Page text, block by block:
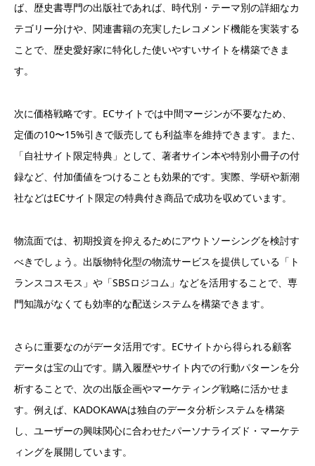
ば、歴史書専門の出版社であれば、時代別・テーマ別の詳細なカ
テゴリー分けや、関連書籍の充実したレコメンド機能を実装する
ことで、歴史愛好家に特化した使いやすいサイトを構築できま
す。
次に価格戦略です。ECサイトでは中間マージンが不要なため、
定価の10〜15%引きで販売しても利益率を維持できます。また、
「自社サイト限定特典」として、著者サイン本や特別小冊子の付
録など、付加価値をつけることも効果的です。実際、学研や新潮
社などはECサイト限定の特典付き商品で成功を収めています。
物流面では、初期投資を抑えるためにアウトソーシングを検討す
べきでしょう。出版物特化型の物流サービスを提供している「ト
ランスコスモス」や「SBSロジコム」などを活用することで、専
門知識がなくても効率的な配送システムを構築できます。
さらに重要なのがデータ活用です。ECサイトから得られる顧客
データは宝の山です。購入履歴やサイト内での行動パターンを分
析することで、次の出版企画やマーケティング戦略に活かせま
す。例えば、KADOKAWAは独自のデータ分析システムを構築
し、ユーザーの興味関心に合わせたパーソナライズド・マーケテ
ィングを展開しています。